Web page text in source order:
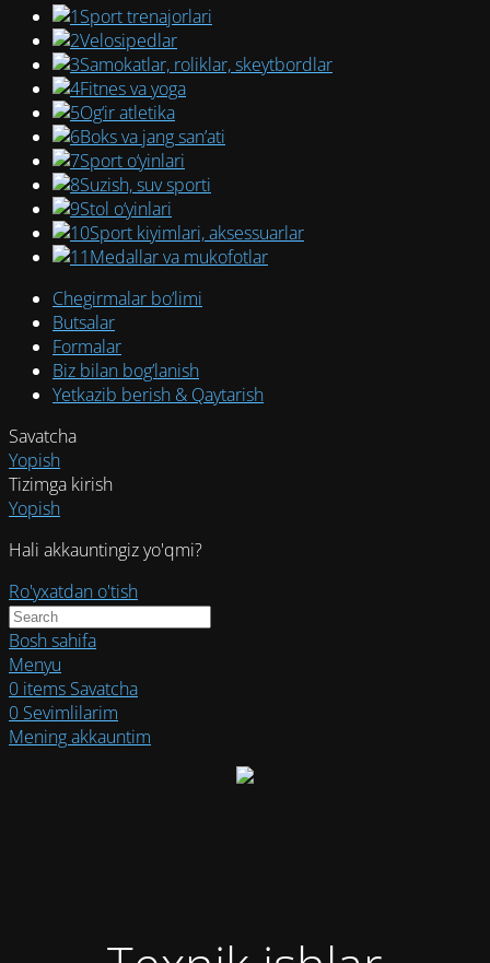
Sport trenajorlari
Velosipedlar
Samokatlar, roliklar, skeytbordlar
Fitnes va yoga
Og‘ir atletika
Boks va jang san’ati
Sport o‘yinlari
Suzish, suv sporti
Stol o‘yinlari
Sport kiyimlari, aksessuarlar
Medallar va mukofotlar
Chegirmalar bo’limi
Butsalar
Formalar
Biz bilan bog’lanish
Yetkazib berish & Qaytarish
Savatcha
Yopish
Tizimga kirish
Yopish
Hali akkauntingiz yo'qmi?
Ro'yxatdan o'tish
Bosh sahifa
Menyu
0 items Savatcha
0 Sevimlilarim
Mening akkauntim